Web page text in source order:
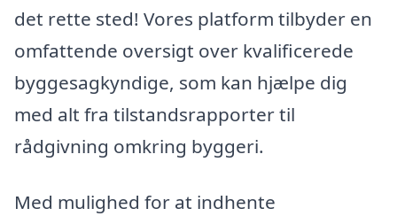
det rette sted! Vores platform tilbyder en
omfattende oversigt over kvalificerede
byggesagkyndige, som kan hjælpe dig
med alt fra tilstandsrapporter til
rådgivning omkring byggeri.
Med mulighed for at indhente